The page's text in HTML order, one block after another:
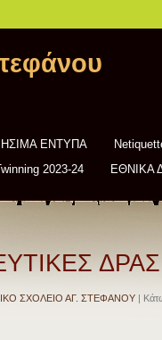
ΕΝΤΥΠΑ
2023-24
ΕΘΝΙΚΑ
ΣΧΟΛΕΙΟ ΑΓ. ΣΤΕΦΑΝΟΥ |